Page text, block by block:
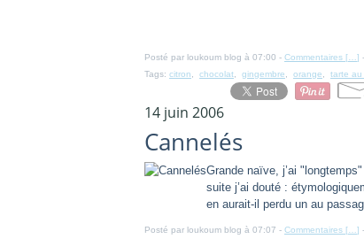
Posté par loukoum blog à 07:00 - Commentaires [ ]
Tags: citron chocolat gingembre orange tarte au
14 juin 2006
Cannelés
Grande naïve, j’ai
suite j’ai douté :
en aurait-il perdu un au
Posté par loukoum blog à 07:07 - Commentaires [ ]